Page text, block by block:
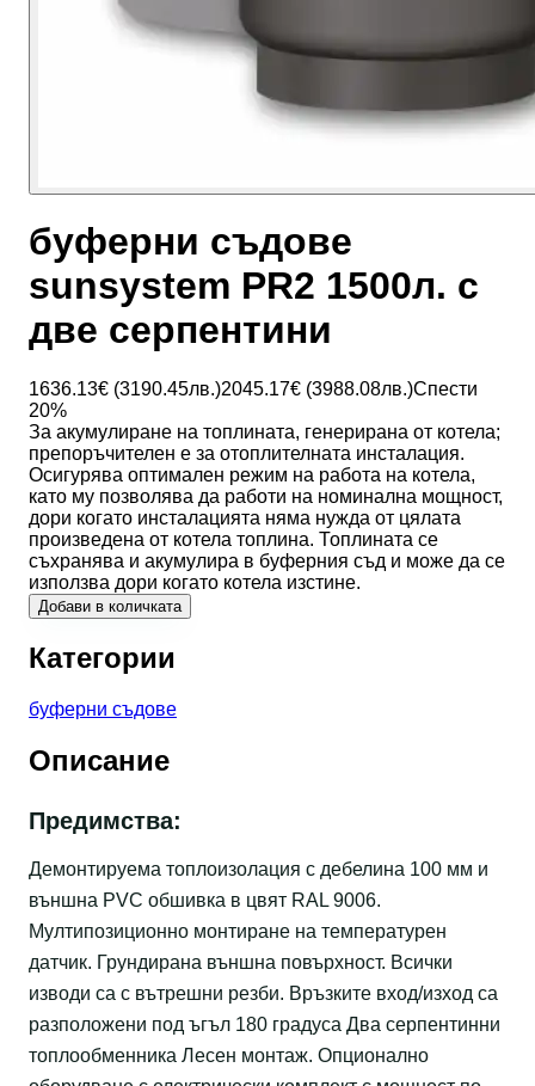
буферни съдове
sunsystem PR2 1500л. с
две серпентини
1636.13€ (3190.45лв.)2045.17€ (3988.08лв.)Спести
20%
За акумулиране на топлината, генерирана от котела;
препоръчителен е за отоплителната инсталация.
Осигурява оптимален режим на работа на котела,
като му позволява да работи на номинална мощност,
дори когато инсталацията няма нужда от цялата
произведена от котела топлина. Топлината се
съхранява и акумулира в буферния съд и може да се
използва дори когато котела изстине.
Добави в количката
Категории
буферни съдове
Описание
Предимства:
Демонтируема топлоизолация с дебелина 100 мм и
външна PVC обшивка в цвят RAL 9006.
Мултипозиционно монтиране на температурен
датчик. Грундирана външна повърхност. Всички
изводи са с вътрешни резби. Връзките вход/изход са
разположени под ъгъл 180 градуса Два серпентинни
топлообменника Лесен монтаж. Опционално